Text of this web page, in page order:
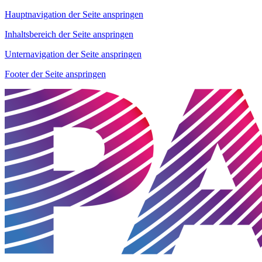
Hauptnavigation der Seite anspringen
Inhaltsbereich der Seite anspringen
Unternavigation der Seite anspringen
Footer der Seite anspringen